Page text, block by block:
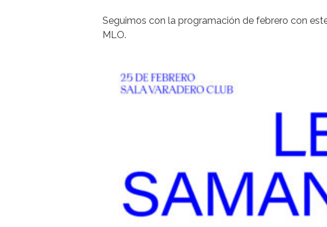
Seguimos con la programación de febrero con
MLO.